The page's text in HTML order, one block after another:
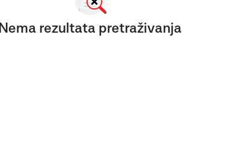
Nema rezultata pretraživanja